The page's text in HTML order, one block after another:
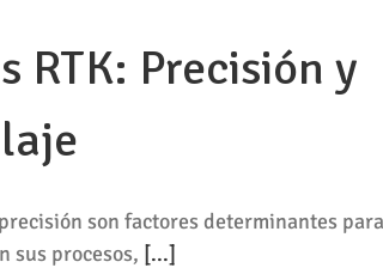
RTK: Precisión y
son factores determinantes
sus procesos, [...]